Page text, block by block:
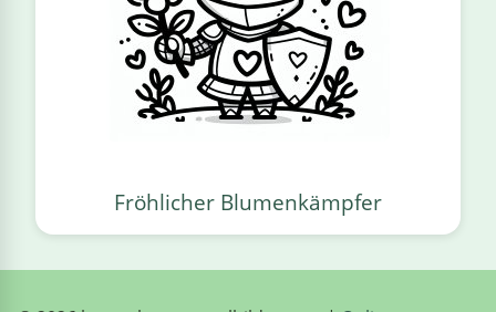
Fröhlicher Blumenkämpfer